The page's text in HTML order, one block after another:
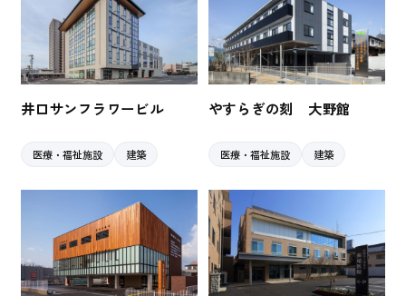
井口サンフラワービル
医療・福祉施設 建築
やすらぎの刻 大野館
医療・福祉施設 建築